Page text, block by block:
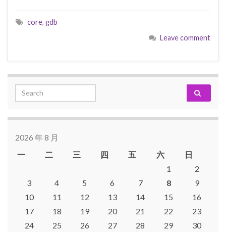
core, gdb
Leave comment
Search for:
2026 年 8 月
一
二 三 四 五 六
日
1
2
3
4 5 6 7 8
9
10
11 12 13 14 15
16
17
18 19 20 21 22
23
24
25 26 27 28 29
30